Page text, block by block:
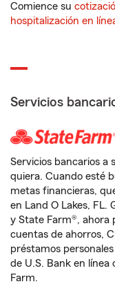
Comience su
hospitalización en
Servicios
Servicios bancarios a
quiera. Cuando esté
metas financieras,
en Land O Lakes, FL.
y State Farm®, ahora
cuentas de ahorros,
préstamos
de U.S. Bank en línea
Farm.